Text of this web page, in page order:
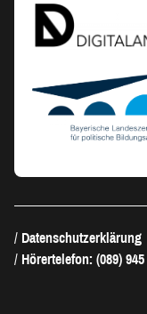
Datenschutzerklärung
Hörertelefon: (089) 945